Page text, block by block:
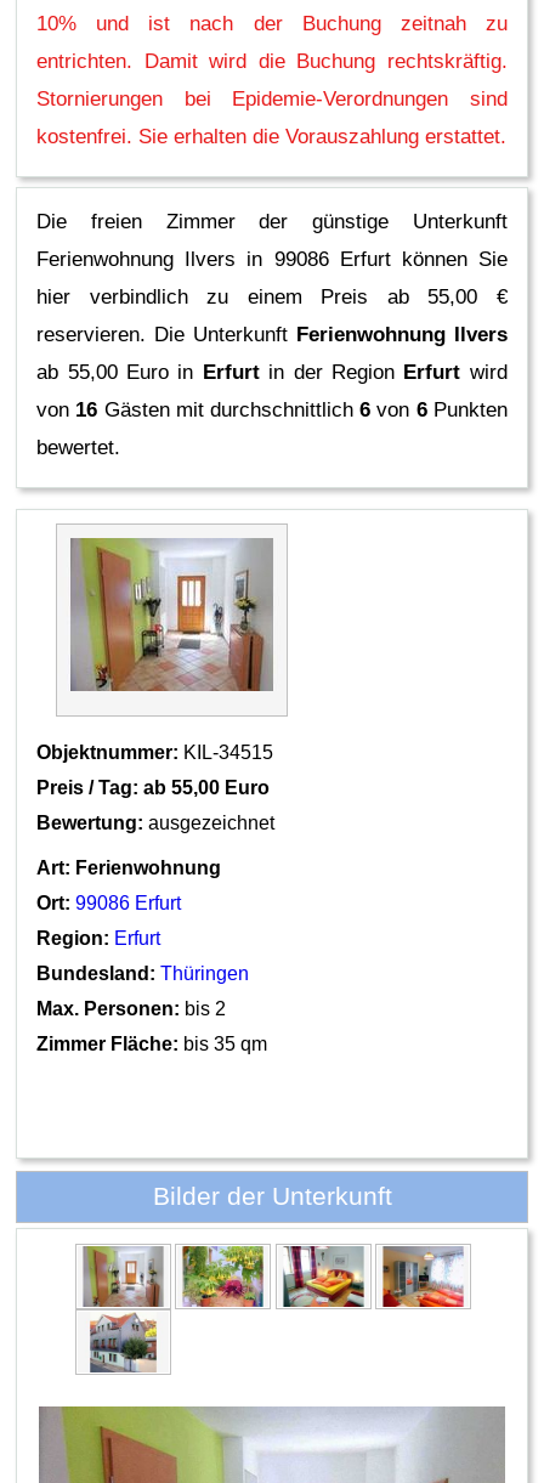
10% und ist nach der Buchung zeitnah zu
entrichten. Damit wird die Buchung rechtskräftig.
Stornierungen bei Epidemie-Verordnungen sind
kostenfrei. Sie erhalten die Vorauszahlung erstattet.
Die freien Zimmer der günstige Unterkunft
Ferienwohnung Ilvers in 99086 Erfurt können Sie
hier verbindlich zu einem Preis ab 55,00 €
reservieren. Die Unterkunft Ferienwohnung Ilvers
ab 55,00 Euro in Erfurtin der Region Erfurt wird
von 16 Gästen mit durchschnittlich6 von 6Punkten
bewertet.
Objektnummer: KIL-34515
Preis / Tag: ab 55,00 Euro
Bewertung: ausgezeichnet
Art: Ferienwohnung
Ort: 99086 Erfurt
Region: Erfurt
Bundesland: Thüringen
Max. Personen: bis 2
Zimmer Fläche: bis 35 qm
Bilder der Unterkunft